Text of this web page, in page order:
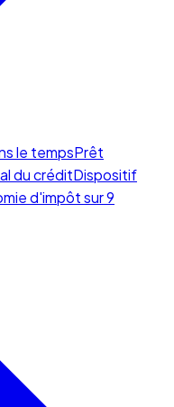
le tempsPrêt
du créditDispositif
d'impôt sur 9